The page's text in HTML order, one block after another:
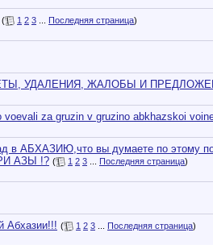
( 1 2 3 Последняя страница)
УДАЛЕНИЯ, ЖАЛОБЫ И
za gruzin v gruzino abkhazskoi
в АБХАЗИЮ,что вы думаете по
АЗЫ !? ( 1 2 3 Последняя страница)
Абхазии!!! ( 1 2 3 Последняя страница)